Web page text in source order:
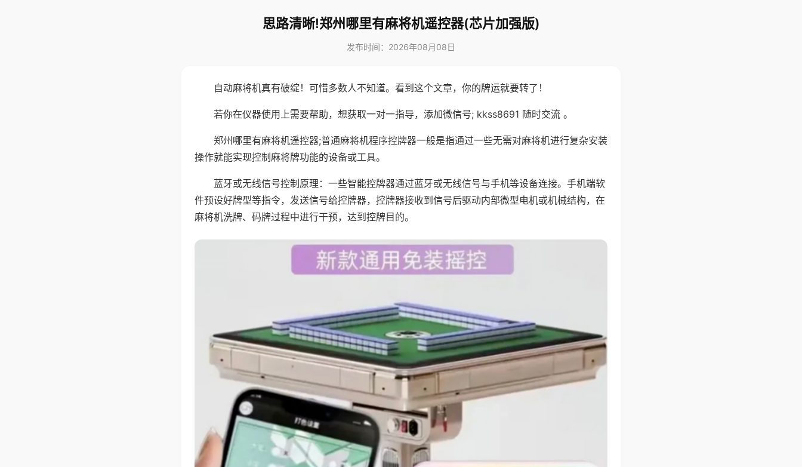
思路清晰!郑州哪里有麻将机遥控器(芯片加强版)
发布时间：2026年08月08日
自动麻将机真有破绽！可惜多数人不知道。看到这个文章，你的牌运就要转了！
若你在仪器使用上需要帮助，想获取一对一指导，添加微信号; kkss8691 随时交流 。
郑州哪里有麻将机遥控器;普通麻将机程序控牌器一般是指通过一些无需对麻将机进行复杂安装
操作就能实现控制麻将牌功能的设备或工具。
蓝牙或无线信号控制原理：一些智能控牌器通过蓝牙或无线信号与手机等设备连接。手机端软
件预设好牌型等指令，发送信号给控牌器，控牌器接收到信号后驱动内部微型电机或机械结构，在
麻将机洗牌、码牌过程中进行干预，达到控牌目的。